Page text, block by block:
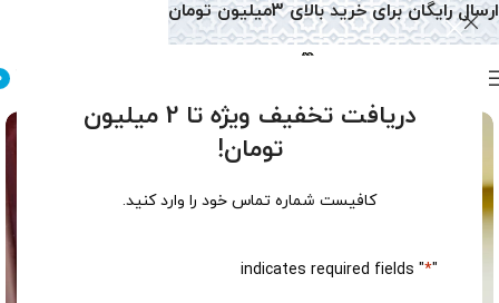
دریافت تخفیف ویژه تا 2 میلیون
تومان!
کافیست شماره تماس خود را وارد کنید.
"
*
" indicates required fields
ارسال رایگان برای خرید بالای 3میلیون تومان